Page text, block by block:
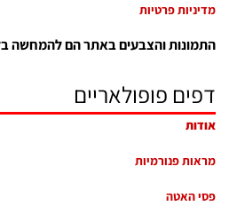
מדיניות פרטיות
התמונות והצבעים באתר הם להמחשה
דפים פופולאריים
אודות
מראות פנורמיות
פסי האטה